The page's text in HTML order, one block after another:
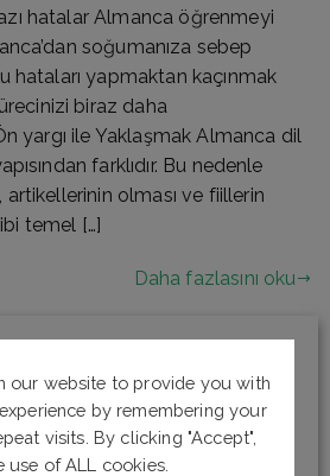
hatalar Almanca öğrenmeyi
soğumanıza sebep
hataları yapmaktan kaçınmak
biraz daha
yargı ile Yaklaşmak Almanca dil
farklıdır. Bu nedenle
olması ve fiillerin
temel […]
Daha fazlasını oku
our website to provide you with
by remembering your
visits. By clicking "Accept",
of ALL cookies.